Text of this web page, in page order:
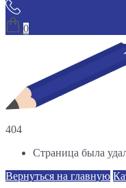
0
404
Страница была
Вернуться на главную